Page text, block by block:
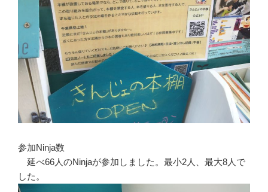
参加Ninja数
延べ66人のNinjaが参加しました。最小2人、最大8人で
した。